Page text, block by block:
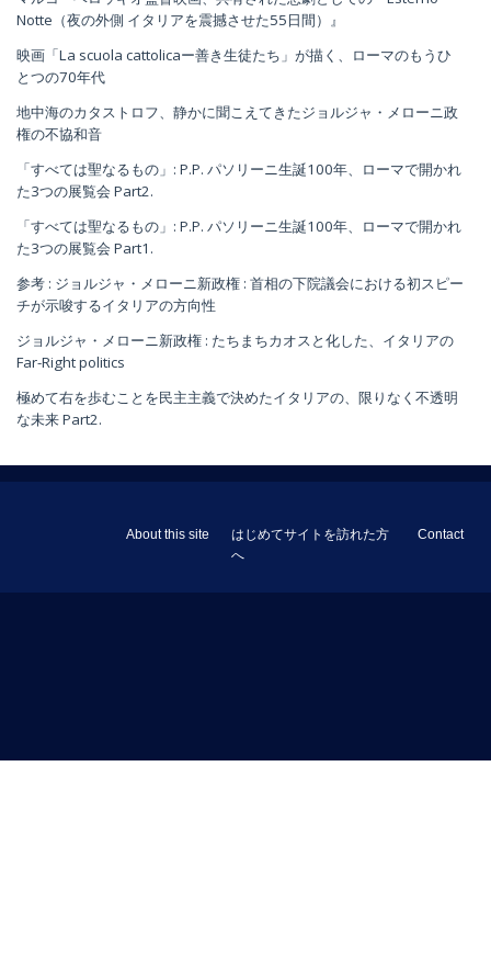
Notte（夜の外側 イタリアを震撼させた55日間）』
映画「La scuola cattolicaー善き生徒たち」が描く、ローマのもうひ
とつの70年代
地中海のカタストロフ、静かに聞こえてきたジョルジャ・メローニ政
権の不協和音
「すべては聖なるもの」: P.P. パソリーニ生誕100年、ローマで開かれ
た3つの展覧会 Part2.
「すべては聖なるもの」: P.P. パソリーニ生誕100年、ローマで開かれ
た3つの展覧会 Part1.
参考 : ジョルジャ・メローニ新政権 : 首相の下院議会における初スピー
チが示唆するイタリアの方向性
ジョルジャ・メローニ新政権 : たちまちカオスと化した、イタリアの
Far-Right politics
極めて右を歩むことを民主主義で決めたイタリアの、限りなく不透明
な未来 Part2.
About this site
はじめてサイトを訪れた方
へ
Contact